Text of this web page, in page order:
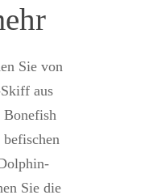
Sie von
aus
Bonefish
Sie die